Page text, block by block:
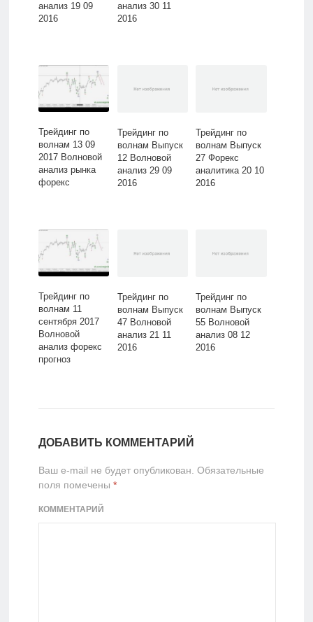
анализ 19 09
2016
анализ 30 11
2016
Трейдинг по
волнам 13 09
2017 Волновой
анализ рынка
форекс
Трейдинг по
волнам Выпуск
12 Волновой
анализ 29 09
2016
Трейдинг по
волнам Выпуск
27 Форекс
аналитика 20 10
2016
Трейдинг по
волнам 11
сентября 2017
Волновой
анализ форекс
прогноз
Трейдинг по
волнам Выпуск
47 Волновой
анализ 21 11
2016
Трейдинг по
волнам Выпуск
55 Волновой
анализ 08 12
2016
ДОБАВИТЬ КОММЕНТАРИЙ
Ваш e-mail не будет опубликован. Обязательные
поля помечены *
КОММЕНТАРИЙ